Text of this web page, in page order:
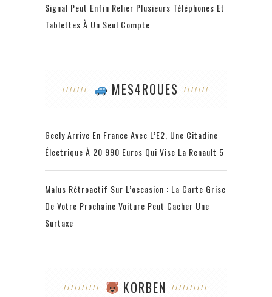
Signal Peut Enfin Relier Plusieurs Téléphones Et
Tablettes À Un Seul Compte
MES4ROUES
Geely Arrive En France Avec L’E2, Une Citadine
Électrique À 20 990 Euros Qui Vise La Renault 5
Malus Rétroactif Sur L’occasion : La Carte Grise
De Votre Prochaine Voiture Peut Cacher Une
Surtaxe
KORBEN